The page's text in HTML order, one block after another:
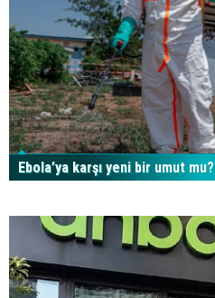
Ebola’ya karşı yeni bir umut mu?